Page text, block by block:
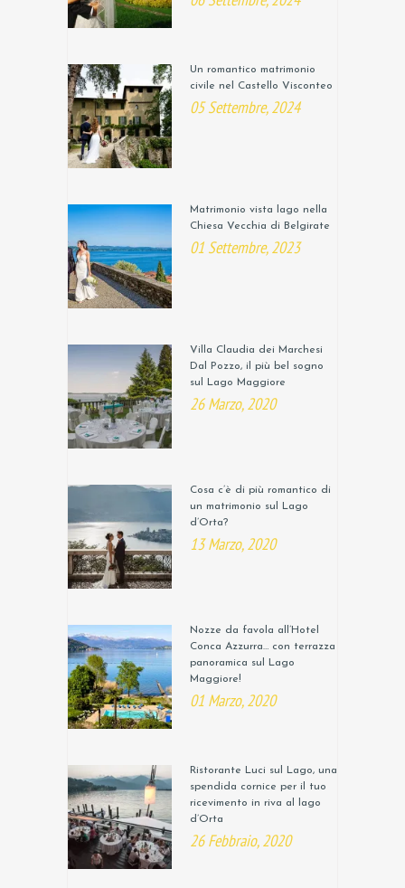
Un romantico matrimonio
civile nel Castello Visconteo
05 Settembre, 2024
Matrimonio vista lago nella
Chiesa Vecchia di Belgirate
01 Settembre, 2023
Villa Claudia dei Marchesi
Dal Pozzo, il più bel sogno
sul Lago Maggiore
26 Marzo, 2020
Cosa c’è di più romantico di
un matrimonio sul Lago
d’Orta?
13 Marzo, 2020
Nozze da favola all’Hotel
Conca Azzurra… con terrazza
panoramica sul Lago
Maggiore!
01 Marzo, 2020
Ristorante Luci sul Lago, una
spendida cornice per il tuo
ricevimento in riva al lago
d’Orta
26 Febbraio, 2020